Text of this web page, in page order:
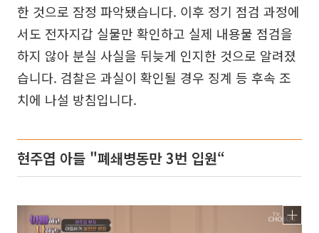
한 것으로 잠정 파악됐습니다. 이후 정기 점검 과정에
서도 전자지갑 실물만 확인하고 실제 내용물 점검을
하지 않아 분실 사실을 뒤늦게 인지한 것으로 알려졌
습니다. 검찰은 과실이 확인될 경우 징계 등 후속 조
치에 나설 방침입니다.
현주엽 아들 "폐쇄병동만 3번 입원“